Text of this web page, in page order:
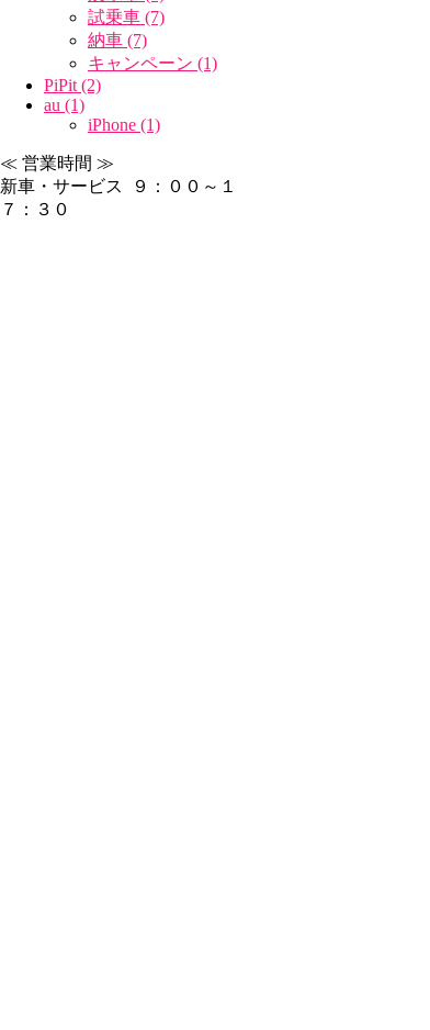
試乗車 (7)
納車 (7)
キャンペーン (1)
PiPit (2)
au (1)
iPhone (1)
≪ 営業時間 ≫
新車・サービス ９：００～１
７：３０